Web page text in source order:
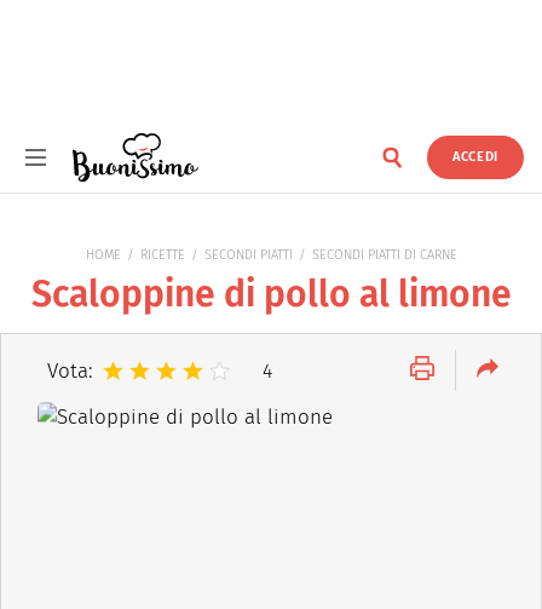
ACCEDI
HOME RICETTE SECONDI PIATTI SECONDI PIATTI DI CARNE
Scaloppine di pollo al limone
Vota: 4